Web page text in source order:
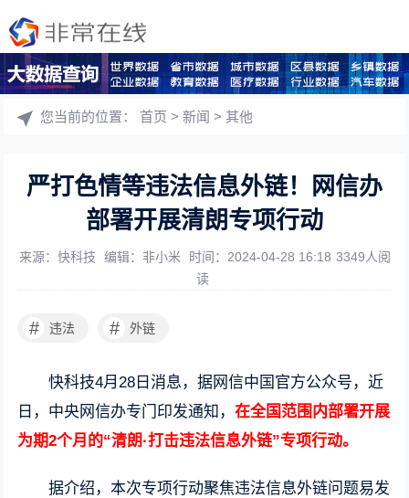
您当前的位置：首页 >新闻 >其他
严打色情等违法信息外链！网信办
部署开展清朗专项行动
来源：快科技 编辑：非小米 时间：2024-04-28 16:18 3349人阅
读
# 违法 # 外链
快科技4月28日消息，据网信中国官方公众号，近
日，中央网信办专门印发通知，在全国范围内部署开展
为期2个月的“清朗·打击违法信息外链”专项行动。
据介绍，本次专项行动聚焦违法信息外链问题易发